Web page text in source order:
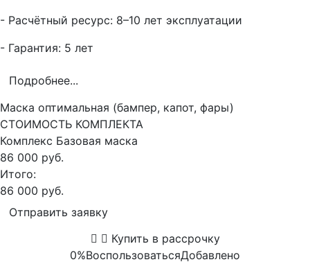
- Расчётный ресурс: 8–10 лет эксплуатации
- Гарантия: 5 лет
Подробнее...
Маска оптимальная (бампер, капот, фары)
СТОИМОСТЬ КОМПЛЕКТА
Комплекс Базовая маска
86 000 руб.
Итого:
86 000 руб.
Отправить заявку
Купить в рассрочку
0%ВоспользоватьсяДобавлено